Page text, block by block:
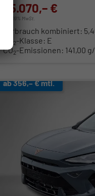
35.070,– €
incl. 19% MwSt.
Verbrauch kombiniert:
2-Klasse: E
CO2-Emissionen: 141,00
ab 356,– € mtl.